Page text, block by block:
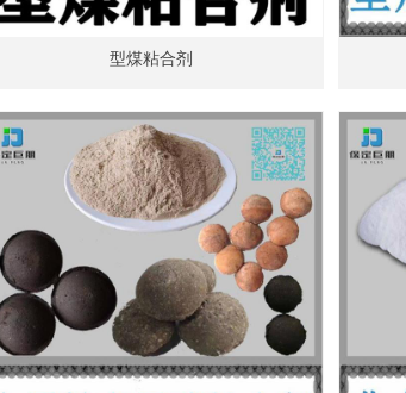
型煤粘合剂